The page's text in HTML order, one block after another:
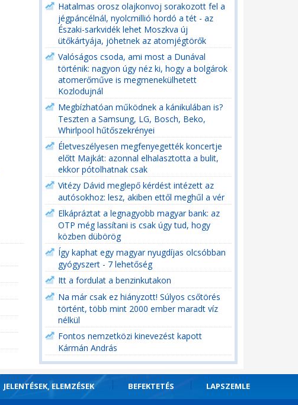
Hatalmas orosz olajkonvoj sorakozott fel a
jégpáncélnál, nyolcmillió hordó a tét - az
Északi-sarkvidék lehet Moszkva új
ütőkártyája, jöhetnek az atomjégtörők
Valóságos csoda, ami most a Dunával
történik: nagyon úgy néz ki, hogy a bolgárok
atomerőműve is megmenekülhetett
Kozlodujnál
Megbízhatóan működnek a kánikulában is?
Teszten a Samsung, LG, Bosch, Beko,
Whirlpool hűtőszekrényei
Életveszélyesen megfenyegették koncertje
előtt Majkát: azonnal elhalasztotta a bulit,
ekkor pótolhatnak csak
Vitézy Dávid meglepő kérdést intézett az
autósokhoz: lesz, akiben ettől meghűl a vér
Elkápráztat a legnagyobb magyar bank: az
OTP még lassítani is csak úgy tud, hogy
közben dübörög
Így kaphat egy magyar nyugdíjas olcsóbban
gyógyszert - 7 lehetőség
Itt a fordulat a benzinkutakon
Na már csak ez hiányzott! Súlyos csőtörés
történt, több mint 2000 ember maradt víz
nélkül
Fontos nemzetközi kinevezést kapott
Kármán András
JELENTÉSEK, ELEMZÉSEK BEFEKTETÉS LAPSZEMLE